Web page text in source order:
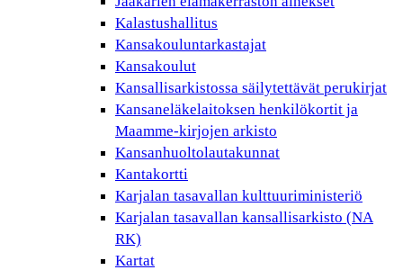
Kalastushallitus
Kansakouluntarkastajat
Kansakoulut
Kansallisarkistossa säilytettävät perukirjat
Kansaneläkelaitoksen henkilökortit ja
Maamme-kirjojen arkisto
Kansanhuoltolautakunnat
Kantakortti
Karjalan tasavallan kulttuuriministeriö
Karjalan tasavallan kansallisarkisto (NA
RK)
Kartat